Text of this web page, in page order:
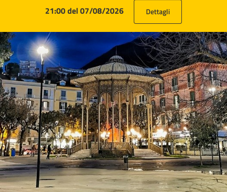
21:00 del 07/08/2026
Dettagli